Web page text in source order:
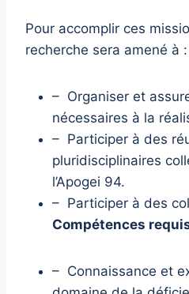
Pour accomplir ces
recherche sera amené à :
– Organiser et
nécessaires à la
– Participer à des
pluridisciplinaires
l’Apogei 94.
– Participer à des
Compétences
– Connaissance et